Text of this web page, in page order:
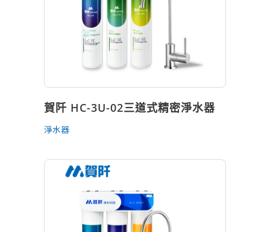
賀阡 HC-3U-02三道式精密淨水器
淨水器